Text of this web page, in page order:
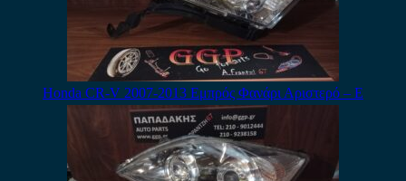
Honda CR-V 2007-2013 Εμπρός Φανάρι Αριστερό – E